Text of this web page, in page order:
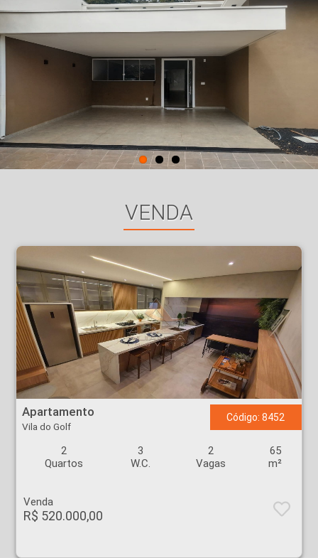
VENDA
Apartamento - Vila do Golf - Ribeirão Preto
Apartamento
Vila do Golf
Código: 8452
2
Quartos
3
W.C.
2
Vagas
65
m²
Venda
R$ 520.000,00